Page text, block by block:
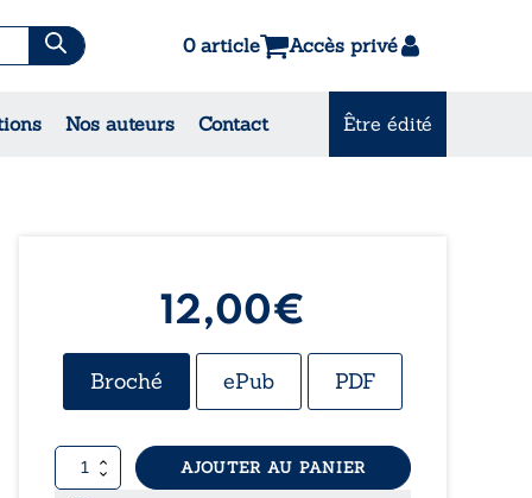
0 article Accès privé
Nos auteurs Contact Être édité
& Contes
12,00€
Broché ePub PDF
quantité
de
AJOUTER AU PANIER